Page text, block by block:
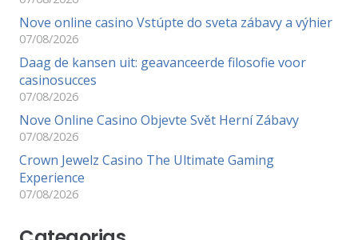
Nove online casino Vstúpte do sveta zábavy a výhier
07/08/2026
Daag de kansen uit: geavanceerde filosofie voor
casinosucces
07/08/2026
Nove Online Casino Objevte Svět Herní Zábavy
07/08/2026
Crown Jewelz Casino The Ultimate Gaming
Experience
07/08/2026